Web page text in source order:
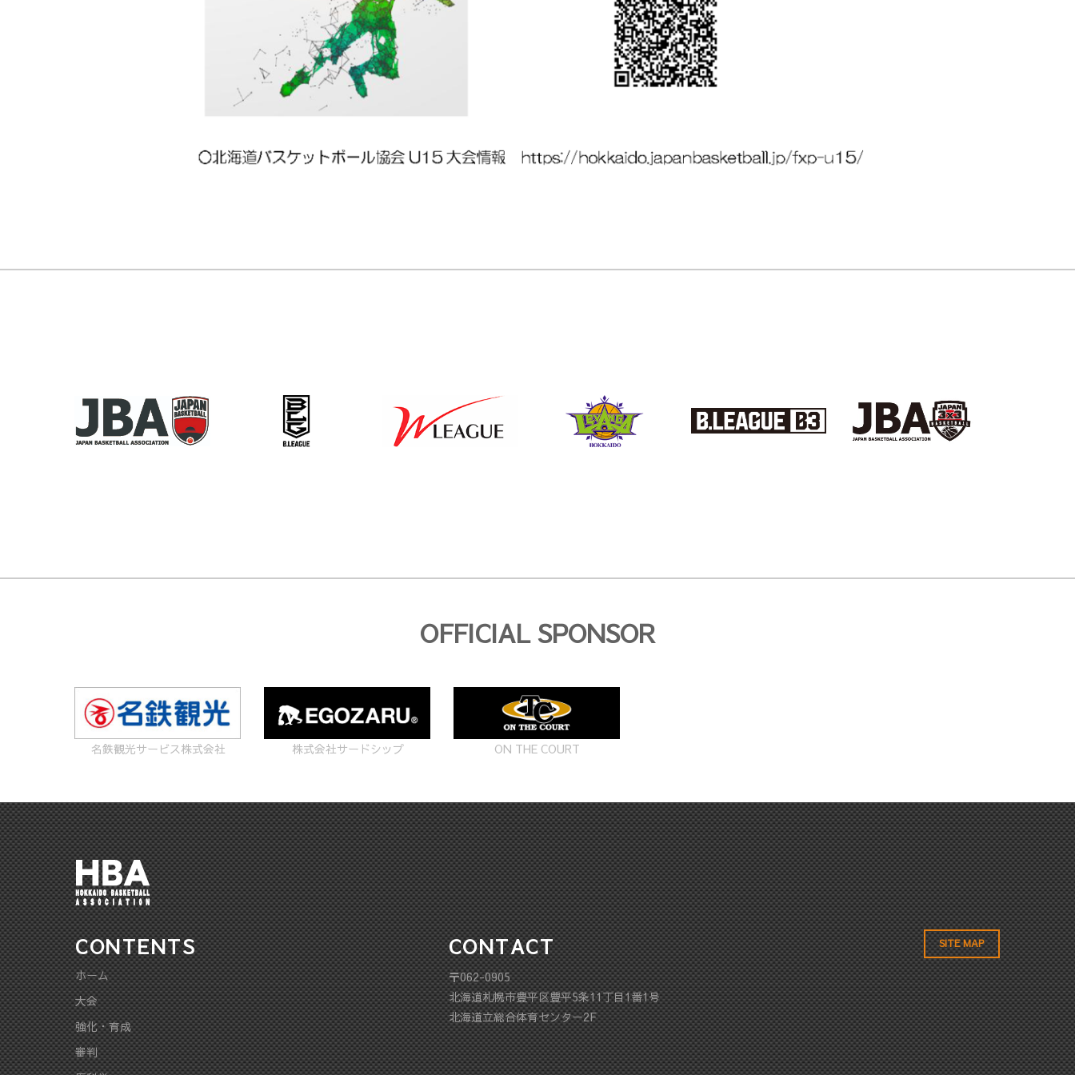
OFFICIAL SPONSOR
名鉄観光サービス株式会社 株式会社サードシップ ON THE COURT
CONTENTS
ホーム
大会
強化・育成
審判
CONTACT
〒062-0905
北海道札幌市豊平区豊平5条11丁目1番1号
北海道立総合体育センター2F
SITE MAP